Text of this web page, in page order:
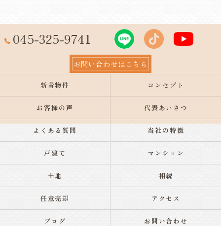
045-325-9741
お問い合わせはこちら
新着物件 コンセプト
お客様の声 代表あいさつ
よくある質問 当社の特徴
戸建て マンション
土地 相続
任意売却 アクセス
ブログ お問い合わせ